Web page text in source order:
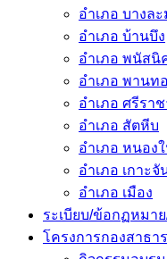
อำเภอ บางละ
อำเภอ บ้านบึง
อำเภอ พนัสนิ
อำเภอ พานท
อำเภอ ศรีราช
อำเภอ สัตหีบ
อำเภอ หนอง
อำเภอ เกาะจั
อำเภอ เมือง
ระเบียบ/ข้อกฏหมา
โครงการกองสาธ